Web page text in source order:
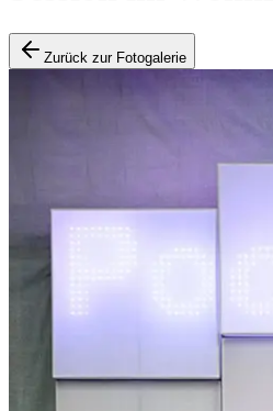
Zurück zur Fotogalerie